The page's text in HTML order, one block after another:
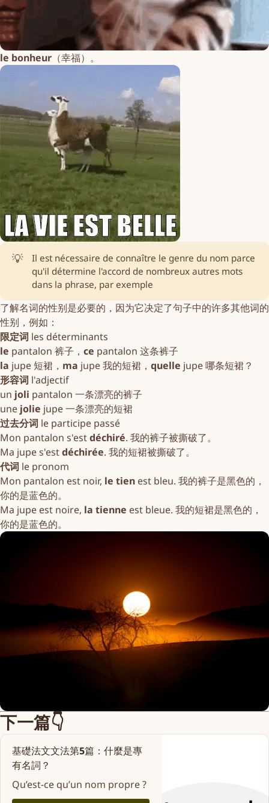
le bonheur （幸福）。
💡
Il est nécessaire de connaître le genre du nom parce
qu'il détermine l'accord de nombreux autres mots
dans la phrase, par exemple
了解名词的性别是必要的，因为它决定了句子中的许多其他词的
性别，例如：
限定词 les déterminants
le pantalon 裤子， ce pantalon 这条裤子
la jupe 短裙， ma jupe 我的短裙， quelle jupe 哪条短裙？
形容词 l'adjectif
un joli pantalon 一条漂亮的裤子
une jolie jupe 一条漂亮的短裙
过去分词 le participe passé
Mon pantalon s'estdéchiré. 我的裤子被撕破了。
Ma jupe s'estdéchirée. 我的短裙被撕破了。
代词 le pronom
Mon pantalon est noir, le tien est bleu. 我的裤子是黑色的，
你的是蓝色的。
Ma jupe est noire, la tienne est bleue. 我的短裙是黑色的，
你的是蓝色的。
下一篇👇
基礎法文文法第5篇：什麼是專
有名詞？
Qu’est-ce qu’un nom propre ?